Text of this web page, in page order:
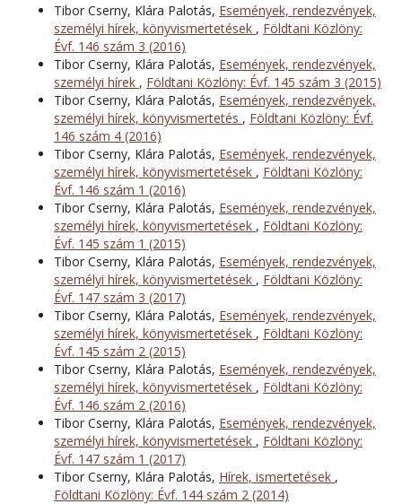
Tibor Cserny, Klára Palotás, Események, rendezvények,
személyi hírek, könyvismertetések , Földtani Közlöny:
Évf. 146 szám 3 (2016)
Tibor Cserny, Klára Palotás, Események, rendezvények,
személyi hírek , Földtani Közlöny: Évf. 145 szám 3 (2015)
Tibor Cserny, Klára Palotás, Események, rendezvények,
személyi hírek, könyvismertetés , Földtani Közlöny: Évf.
146 szám 4 (2016)
Tibor Cserny, Klára Palotás, Események, rendezvények,
személyi hírek, könyvismertetések , Földtani Közlöny:
Évf. 146 szám 1 (2016)
Tibor Cserny, Klára Palotás, Események, rendezvények,
személyi hírek, könyvismertetések , Földtani Közlöny:
Évf. 145 szám 1 (2015)
Tibor Cserny, Klára Palotás, Események, rendezvények,
személyi hírek, könyvismertetések , Földtani Közlöny:
Évf. 147 szám 3 (2017)
Tibor Cserny, Klára Palotás, Események, rendezvények,
személyi hírek, könyvismertetések , Földtani Közlöny:
Évf. 145 szám 2 (2015)
Tibor Cserny, Klára Palotás, Események, rendezvények,
személyi hírek, könyvismertetések , Földtani Közlöny:
Évf. 146 szám 2 (2016)
Tibor Cserny, Klára Palotás, Események, rendezvények,
személyi hírek, könyvismertetések , Földtani Közlöny:
Évf. 147 szám 1 (2017)
Tibor Cserny, Klára Palotás, Hírek, ismertetések ,
Földtani Közlöny: Évf. 144 szám 2 (2014)